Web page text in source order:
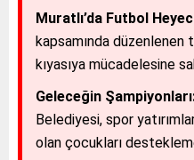
Muratlı’da Futbol
kapsamında
kıyasıya mücadelesine
Geleceğin
Belediyesi, spor
olan çocukları